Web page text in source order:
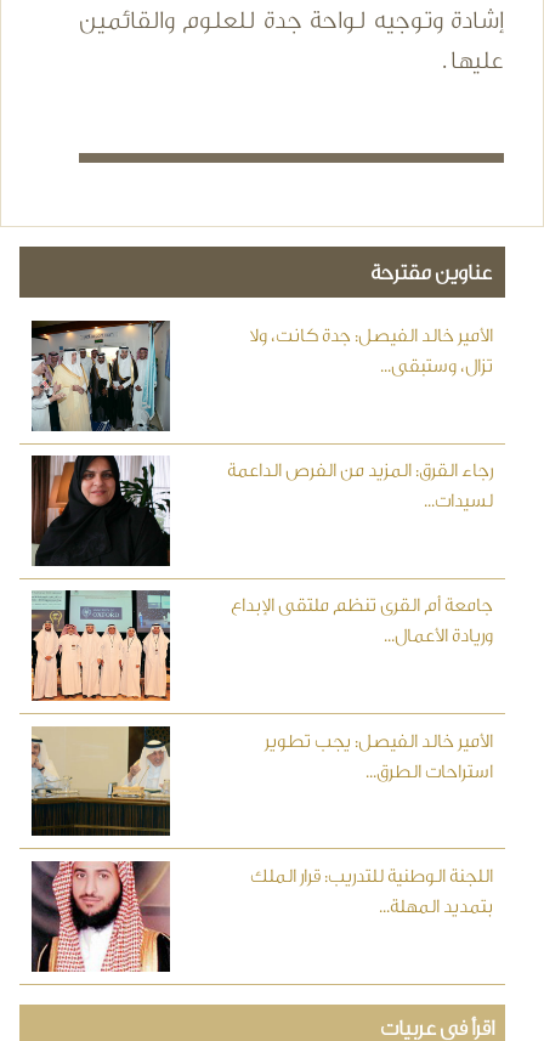
إشادة وتوجيه لواحة جدة للعلوم والقائمين
عليها .
عناوين مقترحة
الأمير خالد الفيصل: جدة كانت، ولا
تزال، وستبقى...
رجاء القرق: المزيد من الفرص الداعمة
لسيدات...
جامعة أم القرى تنظم ملتقى الإبداع
وريادة الأعمال...
الأمير خالد الفيصل: يجب تطوير
استراحات الطرق...
اللجنة الوطنية للتدريب: قرار الملك
بتمديد المهلة...
اقرأ في عربيات